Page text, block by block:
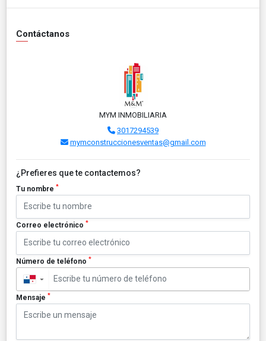
Contáctanos
MYM INMOBILIARIA
3017294539
mymconstruccionesventas@gmail.com
¿Prefieres que te contactemos?
Tu nombre *
Correo electrónico *
Número de teléfono *
▼
Mensaje *